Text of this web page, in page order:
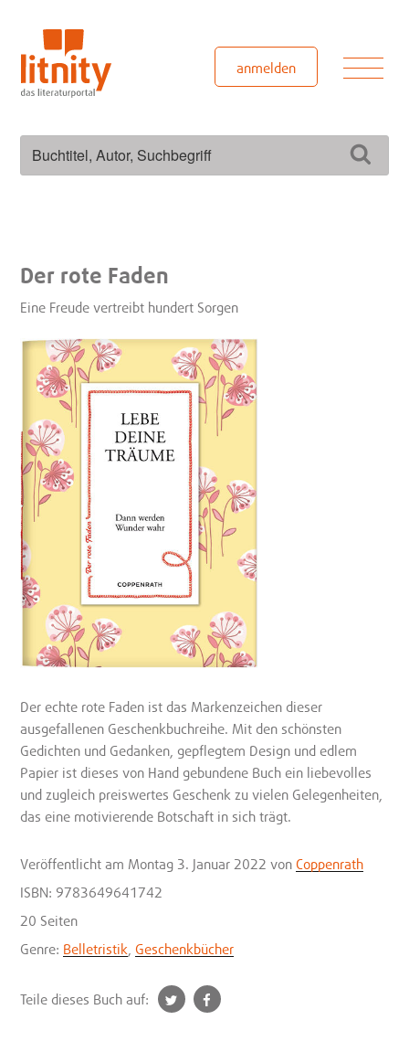
springen
anmelden
Der rote Faden
Eine Freude vertreibt hundert Sorgen
Der echte rote Faden ist das Markenzeichen dieser
ausgefallenen Geschenkbuchreihe. Mit den schönsten
Gedichten und Gedanken, gepflegtem Design und edlem
Papier ist dieses von Hand gebundene Buch ein liebevolles
und zugleich preiswertes Geschenk zu vielen Gelegenheiten,
das eine motivierende Botschaft in sich trägt.
Veröffentlicht am Montag 3. Januar 2022 vonCoppenrath
ISBN: 9783649641742
20 Seiten
Genre: Belletristik ,Geschenkbücher
Teile dieses Buch auf:
t